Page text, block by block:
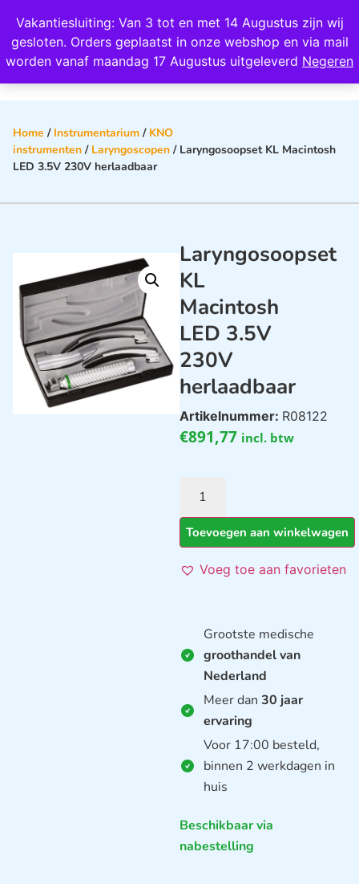
Vakantiesluiting: Van 3 tot en met 14 Augustus zijn wij
gesloten. Orders geplaatst in onze webshop en via mail
worden vanaf maandag 17 Augustus uitgeleverd Negeren
Wij scoren een 4,8 op Google
Home / Instrumentarium / KNO
instrumenten / Laryngoscopen / Laryngosoopset KL Macintosh
LED 3.5V 230V herlaadbaar
Laryngosoopset
KL
Macintosh
LED 3.5V
230V
herlaadbaar
Artikelnummer: R08122
€891,77 incl. btw
Toevoegen aan winkelwagen
Voeg toe aan favorieten
Grootste medische
groothandel van
Nederland
Meer dan 30 jaar
ervaring
Voor 17:00 besteld,
binnen 2 werkdagen in
huis
Beschikbaar via
nabestelling